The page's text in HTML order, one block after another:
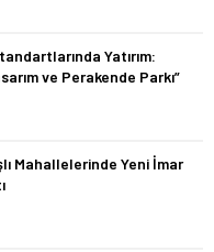
Yatırım:
ve Perakende Parkı”
Mahallelerinde Yeni İmar